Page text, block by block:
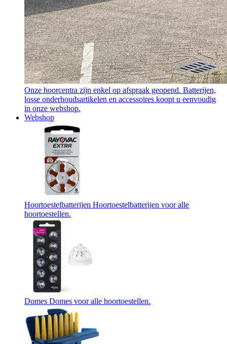
Onze hoorcentra zijn enkel op afspraak geopend. Batterijen,
losse onderhoudsartikelen en accessoires koopt u eenvoudig
in onze webshop.
Webshop
Hoortoestelbatterijen Hoortoestelbatterijen voor alle
hoortoestellen.
Domes Domes voor alle hoortoestellen.